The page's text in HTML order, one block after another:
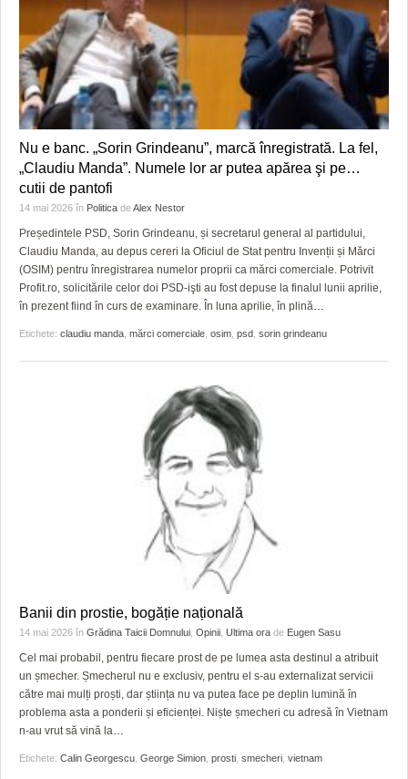
Nu e banc. „Sorin Grindeanu”, marcă înregistrată. La fel,
„Claudiu Manda”. Numele lor ar putea apărea şi pe…
cutii de pantofi
14 mai 2026 în Politica deAlex Nestor
Președintele PSD, Sorin Grindeanu, și secretarul general al partidului,
Claudiu Manda, au depus cereri la Oficiul de Stat pentru Invenții și Mărci
(OSIM) pentru înregistrarea numelor proprii ca mărci comerciale. Potrivit
Profit.ro, solicitările celor doi PSD-işti au fost depuse la finalul lunii aprilie,
în prezent fiind în curs de examinare. În luna aprilie, în plină…
Etichete: claudiu manda mărci comerciale osim psd sorin grindeanu
Banii din prostie, bogăție națională
14 mai 2026 în Grădina Taicii Domnului, Opinii, Ultima ora de Eugen Sasu
Cel mai probabil, pentru fiecare prost de pe lumea asta destinul a atribuit
un șmecher. Șmecherul nu e exclusiv, pentru el s-au externalizat servicii
către mai mulți proști, dar știința nu va putea face pe deplin lumină în
problema asta a ponderii și eficienței. Niște șmecheri cu adresă în Vietnam
n-au vrut să vină la…
Etichete: Calin Georgescu, George Simion, prosti, smecheri, vietnam